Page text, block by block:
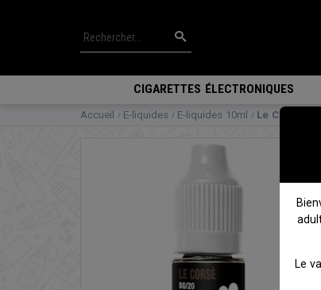
CIGARETTES ÉLECTRONIQUES
Accueil E-liquides E-liquides 10ml Le Corsé -
Le